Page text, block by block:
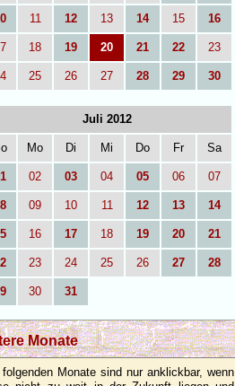
11 12 13 14 15 16
18 19 20 21 22 23
25 26 27 28 29 30
Juli 2012
Mo Di Mi Do Fr Sa
02 03 04 05 06 07
09 10 11 12 13 14
16 17 18 19 20 21
23 24 25 26 27 28
30 31
Monate
folgenden Monate sind nur anklickbar, wenn